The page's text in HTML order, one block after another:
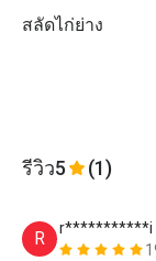
สลัดไก่ย่าง
รีวิว5 (1)
R
r***********i